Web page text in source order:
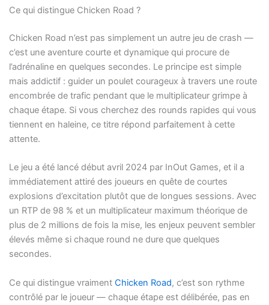
Ce qui distingue Chicken Road ?
Chicken Road n’est pas simplement un autre jeu de crash —
c’est une aventure courte et dynamique qui procure de
l’adrénaline en quelques secondes. Le principe est simple
mais addictif : guider un poulet courageux à travers une route
encombrée de trafic pendant que le multiplicateur grimpe à
chaque étape. Si vous cherchez des rounds rapides qui vous
tiennent en haleine, ce titre répond parfaitement à cette
attente.
Le jeu a été lancé début avril 2024 par InOut Games, et il a
immédiatement attiré des joueurs en quête de courtes
explosions d’excitation plutôt que de longues sessions. Avec
un RTP de 98 % et un multiplicateur maximum théorique de
plus de 2 millions de fois la mise, les enjeux peuvent sembler
élevés même si chaque round ne dure que quelques
secondes.
Ce qui distingue vraiment Chicken Road, c’est son rythme
contrôlé par le joueur — chaque étape est délibérée, pas en